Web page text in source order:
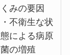
くみの要因
・不衛生な状
態による病原
菌の増殖